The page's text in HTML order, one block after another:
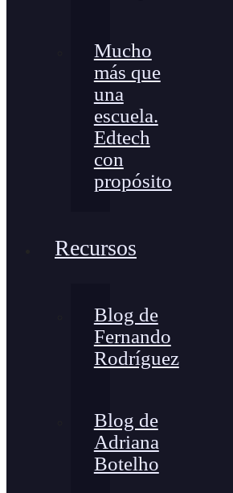
Mucho
más que
una
escuela.
Edtech
con
propósito
Recursos
Blog de
Fernando
Rodríguez
Blog de
Adriana
Botelho